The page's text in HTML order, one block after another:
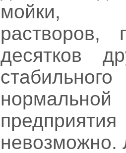
мойки,
растворов,
десятков
невозможно.